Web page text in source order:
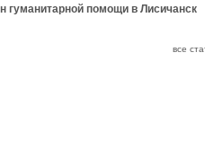
гуманитарной помощи в Лисичанск
все